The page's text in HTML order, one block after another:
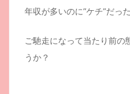
年収が多いのに”ケチ”だっ
ご馳走になって当たり前の
うか？